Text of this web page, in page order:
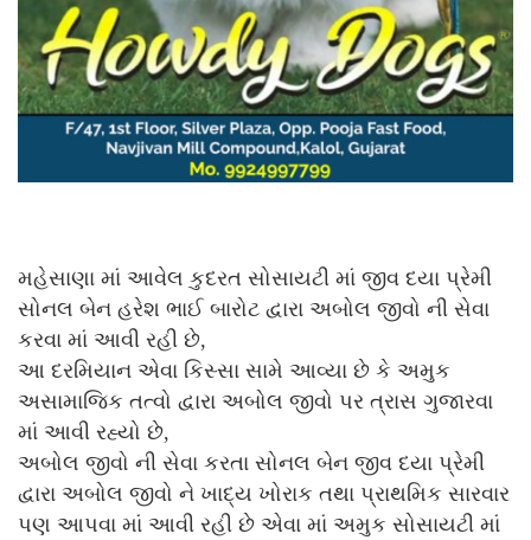
મહેસાણા માં આવેલ કુદરત સોસાયટી માં જીવ દયા પ્રેમી
સોનલ બેન હરેશ ભાઈ બારોટ દ્વારા અબોલ જીવો ની સેવા
કરવા માં આવી રહી છે,
આ દરમિયાન એવા કિસ્સા સામે આવ્યા છે કે અમુક
અસામાજિક તત્વો દ્વારા અબોલ જીવો પર ત્રાસ ગુજારવા
માં આવી રહ્યો છે,
અબોલ જીવો ની સેવા કરતા સોનલ બેન જીવ દયા પ્રેમી
દ્વારા અબોલ જીવો ને ખાદ્ય ખોરાક તથા પ્રાથમિક સારવાર
પણ આપવા માં આવી રહી છે એવા માં અમુક સોસાયટી માં